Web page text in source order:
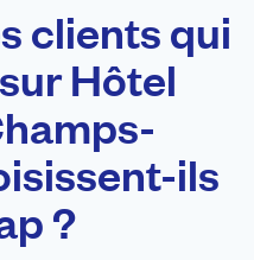
LES PRIX
clients qui
Hôtel
ils
?